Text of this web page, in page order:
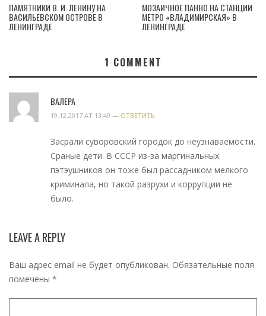
ПАМЯТНИКИ В. И. ЛЕНИНУ НА
ВАСИЛЬЕВСКОМ ОСТРОВЕ В
ЛЕНИНГРАДЕ
МОЗАИЧНОЕ ПАННО НА СТАНЦИИ
МЕТРО «ВЛАДИМИРСКАЯ» В
ЛЕНИНГРАДЕ
1 COMMENT
ВАЛЕРА
19.12.2017 AT 13:49 — ОТВЕТИТЬ
Засрали суворовский городок до неузнаваемости.
Сраные дети. В СССР из-за маргинальных
пэтэушников он тоже был рассадником мелкого
криминала, но такой разрухи и коррупции не
было.
LEAVE A REPLY
Ваш адрес email не будет опубликован. Обязательные поля
помечены *